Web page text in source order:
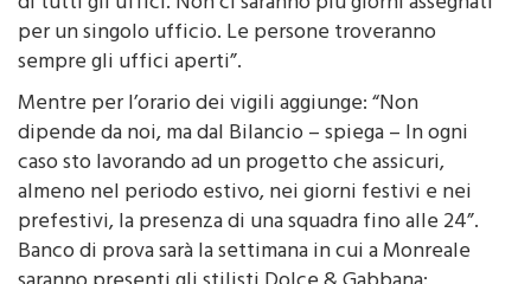
per un singolo ufficio. Le persone troveranno
sempre gli uffici aperti”.
Mentre per l’orario dei vigili aggiunge: “Non
dipende da noi, ma dal Bilancio – spiega – In ogni
caso sto lavorando ad un progetto che assicuri,
almeno nel periodo estivo, nei giorni festivi e nei
prefestivi, la presenza di una squadra fino alle 24”.
Banco di prova sarà la settimana in cui a Monreale